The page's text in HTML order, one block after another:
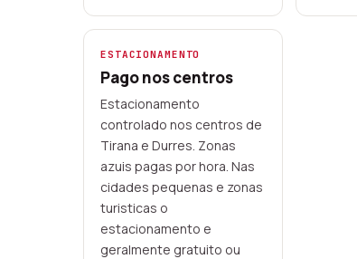
ESTACIONAMENTO
Pago nos centros
Estacionamento
controlado nos centros de
Tirana e Durres. Zonas
azuis pagas por hora. Nas
cidades pequenas e zonas
turisticas o
estacionamento e
geralmente gratuito ou